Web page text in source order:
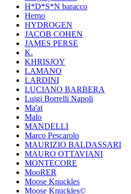
H*D*S*N baracco
Herno
HYDROGEN
JACOB COHEN
JAMES PERSE
K.
KHRISJOY
LAMANO
LARDINI
LUCIANO BARBERA
Luigi Borrelli Napoli
Ma'at
Malo
MANDELLI
Marco Pescarolo
MAURIZIO BALDASSARI
MAURO OTTAVIANI
MONTECORE
MooRER
Moose Knuckles
Moose Knuckles©️